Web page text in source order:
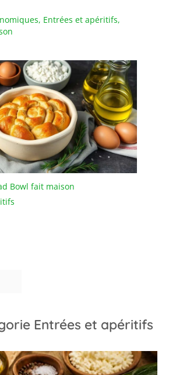
pendant la cuisson afin
une viande plus tendre,
des plats mijotés
parfumés et un pain
cocotte à la croûte dorée.
【Émail lisse et maniques
incluses】L’intérieur
émaillé ne nécessite pas
de culottage et se nettoie
facilement à la main avec
une éponge douce. Les
maniques en coton
, Entrées et apéritifs,
Bowl fait maison
Entrées et apéritifs